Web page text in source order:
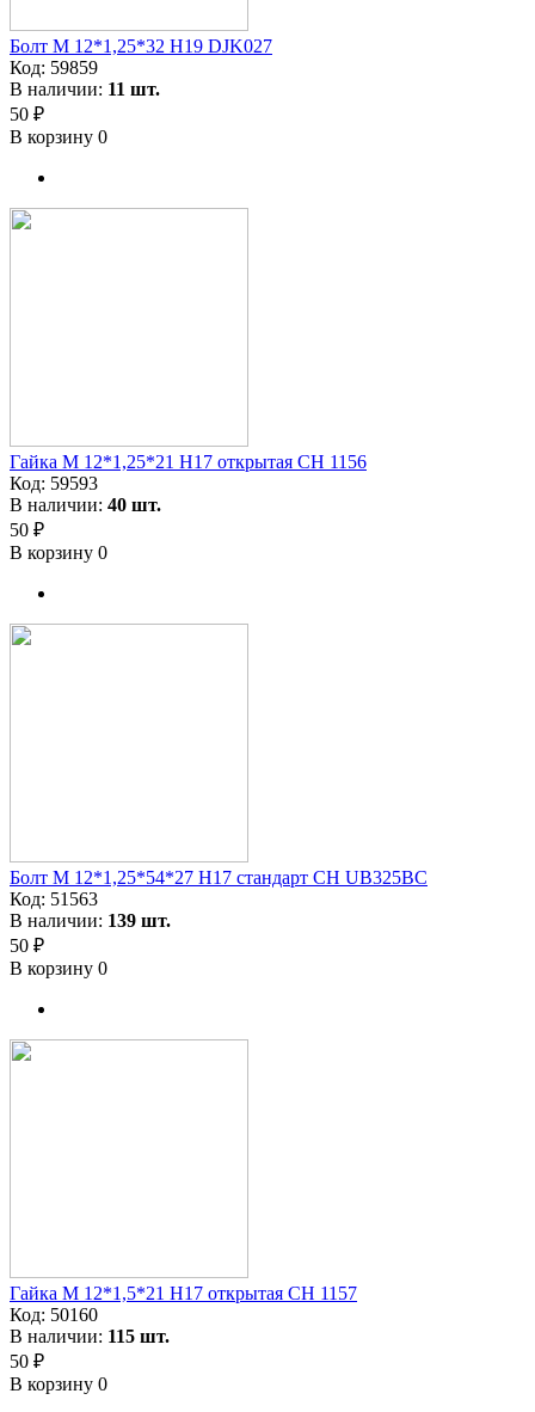
Болт М 12*1,25*32 H19 DJK027
Код: 59859
В наличии: 11 шт.
50 ₽
В корзину 0
Гайка M 12*1,25*21 H17 открытая CH 1156
Код: 59593
В наличии: 40 шт.
50 ₽
В корзину 0
Болт М 12*1,25*54*27 H17 стандарт CH UB325BC
Код: 51563
В наличии: 139 шт.
50 ₽
В корзину 0
Гайка M 12*1,5*21 H17 открытая CH 1157
Код: 50160
В наличии: 115 шт.
50 ₽
В корзину 0